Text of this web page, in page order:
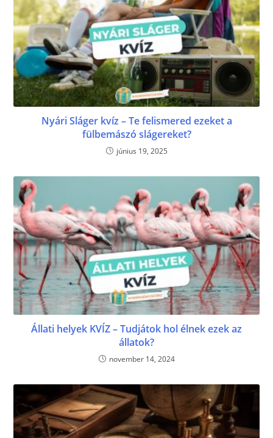
Nyári Sláger kvíz – Te felismered ezeket a
fülbemászó slágereket?
június 19, 2025
Állati helyek KVÍZ – Tudjátok hol élnek ezek az
állatok?
november 14, 2024